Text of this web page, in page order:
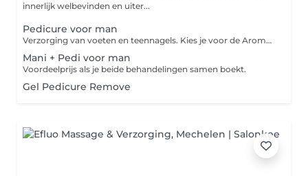
innerlijk welbevinden en uiter...
Pedicure voor man
Verzorging van voeten en teennagels. Kies je voor de Aroma Scrub dan worden de voeten gescrubd met je persoonlijk gekozen Aveda Aroma. Pure verwennerij!
Mani + Pedi voor man
Voordeelprijs als je beide behandelingen samen boekt.
Gel Pedicure Remove